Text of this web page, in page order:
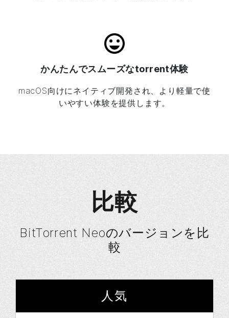
かんたんでスムーズなtorrent体験
macOS向けにネイティブ開発され、より軽量で使
いやすい体験を提供します。
比較
BitTorrent Neoのバージョンを比
較
人気